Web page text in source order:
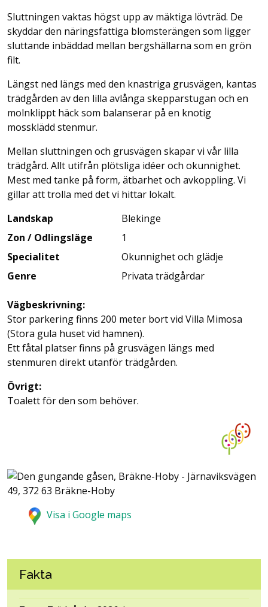
Sluttningen vaktas högst upp av mäktiga lövträd. De
skyddar den näringsfattiga blomsterängen som ligger
sluttande inbäddad mellan bergshällarna som en grön
filt.
Längst ned längs med den knastriga grusvägen, kantas
trädgården av den lilla avlånga skepparstugan och en
molnklippt häck som balanserar på en knotig
mossklädd stenmur.
Mellan sluttningen och grusvägen skapar vi vår lilla
trädgård. Allt utifrån plötsliga idéer och okunnighet.
Mest med tanke på form, ätbarhet och avkoppling. Vi
gillar att trolla med det vi hittar lokalt.
Landskap
Blekinge
Zon / Odlingsläge
1
Specialitet
Okunnighet och glädje
Genre
Privata trädgårdar
Vägbeskrivning:
Stor parkering finns 200 meter bort vid Villa Mimosa
(Stora gula huset vid hamnen).
Ett fåtal platser finns på grusvägen längs med
stenmuren direkt utanför trädgården.
Övrigt:
Toalett för den som behöver.
Visa i Google maps
Fakta